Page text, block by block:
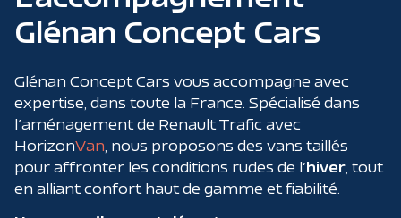
Glénan Concept Cars
Glénan Concept Cars vous accompagne avec
expertise, dans toute la France. Spécialisé dans
l’aménagement de Renault Trafic avec
HorizonVan , nous proposons des vans taillés
pour affronter les conditions rudes de l’hiver , tout
en alliant confort haut de gamme et fiabilité.